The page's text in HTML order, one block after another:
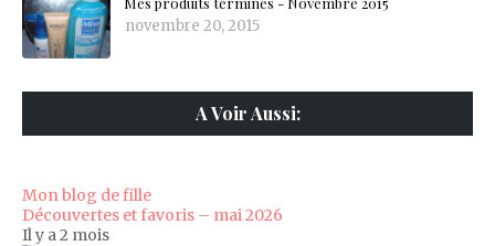
novembre 20, 2015
A Voir Aussi:
Mon blog de fille
Découvertes et favoris – mai 2026
Il y a 2 mois